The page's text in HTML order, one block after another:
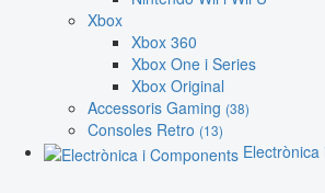
Xbox
Xbox 360
Xbox One i Series
Xbox Original
Accessoris Gaming (38)
Consoles Retro (13)